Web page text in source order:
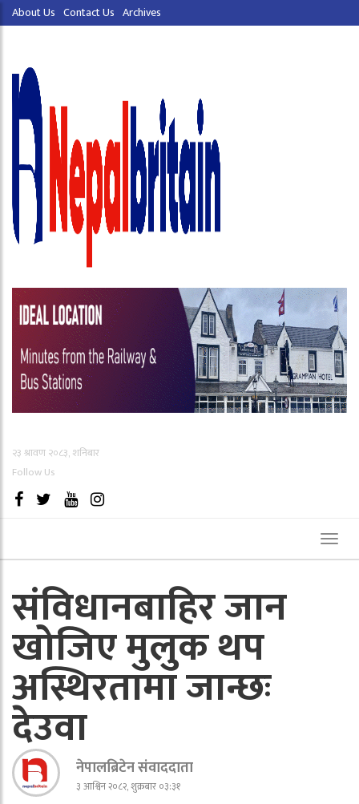
About Us Contact Us Archives
२३ श्रावण २०८३, शनिबार
Follow Us
संविधानबाहिर जान
खोजिए मुलुक थप
अस्थिरतामा जान्छः
देउवा
नेपालब्रिटेन संवाददाता
३ आश्विन २०८२, शुक्रबार ०३:३१